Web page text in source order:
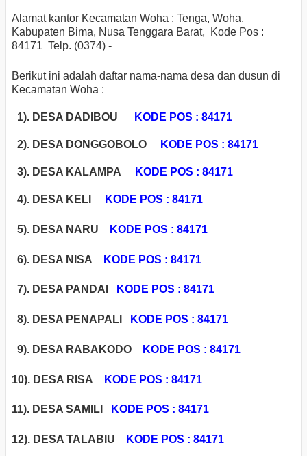
Alamat kantor Kecamatan Woha : Tenga, Woha,
Kabupaten Bima, Nusa Tenggara Barat, Kode Pos :
84171 Telp. (0374) -
Berikut ini adalah daftar nama-nama desa dan dusun di
Kecamatan Woha :
1). DESA DADIBOU KODE POS : 84171
2). DESA DONGGOBOLO KODE POS : 84171
3). DESA KALAMPA KODE POS : 84171
4). DESA KELI KODE POS : 84171
5). DESA NARU KODE POS : 84171
6). DESA NISA KODE POS : 84171
7). DESA PANDAI KODE POS : 84171
8). DESA PENAPALI KODE POS : 84171
9). DESA RABAKODO KODE POS : 84171
10). DESA RISA KODE POS : 84171
11). DESA SAMILI KODE POS : 84171
12). DESA TALABIU KODE POS : 84171